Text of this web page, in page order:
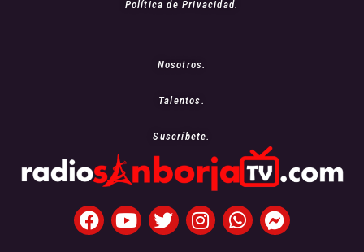
Política de Privacidad.
Nosotros.
Talentos.
Suscríbete.